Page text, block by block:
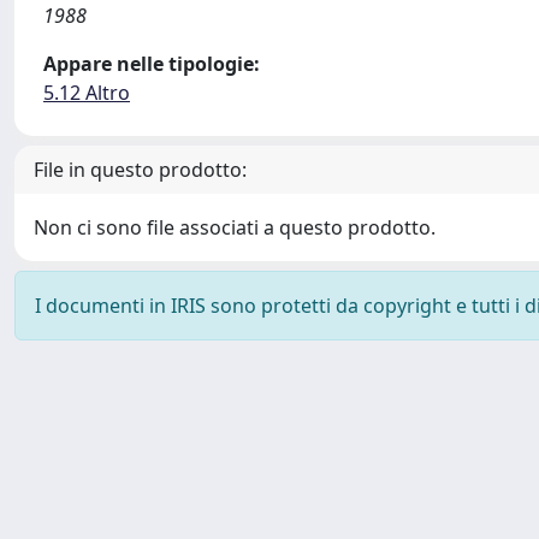
1988
Appare nelle tipologie:
5.12 Altro
File in questo prodotto:
Non ci sono file associati a questo prodotto.
I documenti in IRIS sono protetti da copyright e tutti i